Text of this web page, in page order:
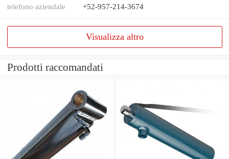
telefono aziendale +52-957-214-3674
Visualizza altro
Prodotti raccomandati